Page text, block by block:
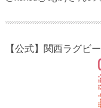
【公式】関西ラグビ